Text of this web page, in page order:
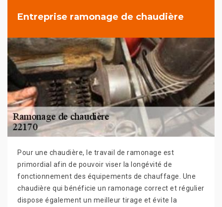
Entreprise ramonage de chaudière
Pour une chaudière, le travail de ramonage est
primordial afin de pouvoir viser la longévité de
fonctionnement des équipements de chauffage. Une
chaudière qui bénéficie un ramonage correct et régulier
dispose également un meilleur tirage et évite la